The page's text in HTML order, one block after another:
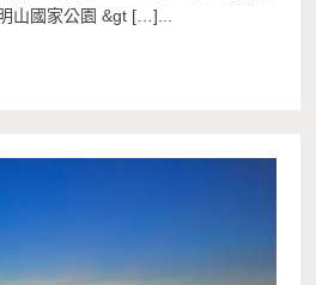
山國家公園 &gt […]...